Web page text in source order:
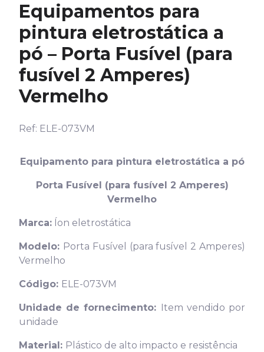
Equipamentos para
pintura eletrostática a
pó – Porta Fusível (para
fusível 2 Amperes)
Vermelho
Ref: ELE-073VM
Equipamento para pintura eletrostática a pó
Porta Fusível (para fusível 2 Amperes)
Vermelho
Marca: Íon eletrostática
Modelo: Porta Fusível (para fusível 2 Amperes)
Vermelho
Código: ELE-073VM
Unidade de fornecimento: Item vendido por
unidade
Material: Plástico de alto impacto e resistência